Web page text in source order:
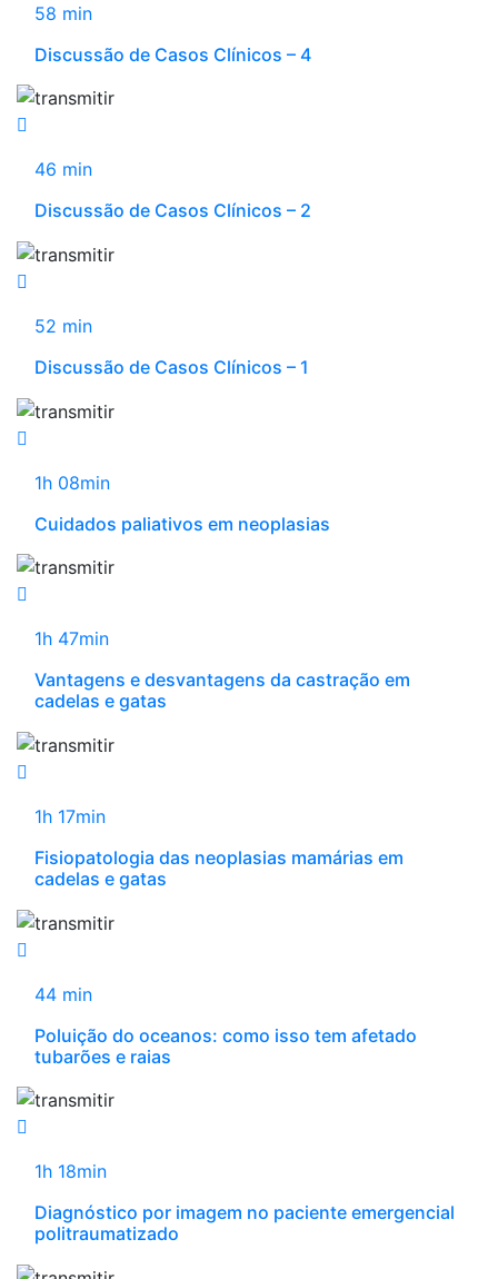
58 min
Discussão de Casos Clínicos – 4
46 min
Discussão de Casos Clínicos – 2
52 min
Discussão de Casos Clínicos – 1
1h 08min
Cuidados paliativos em neoplasias
1h 47min
Vantagens e desvantagens da castração em
cadelas e gatas
1h 17min
Fisiopatologia das neoplasias mamárias em
cadelas e gatas
44 min
Poluição do oceanos: como isso tem afetado
tubarões e raias
1h 18min
Diagnóstico por imagem no paciente emergencial
politraumatizado